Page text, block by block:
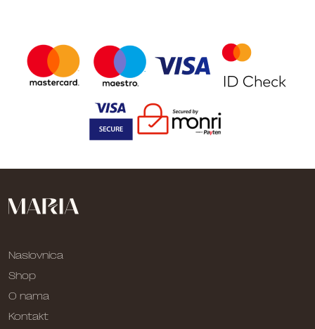
Naslovnica
Shop
O nama
Kontakt